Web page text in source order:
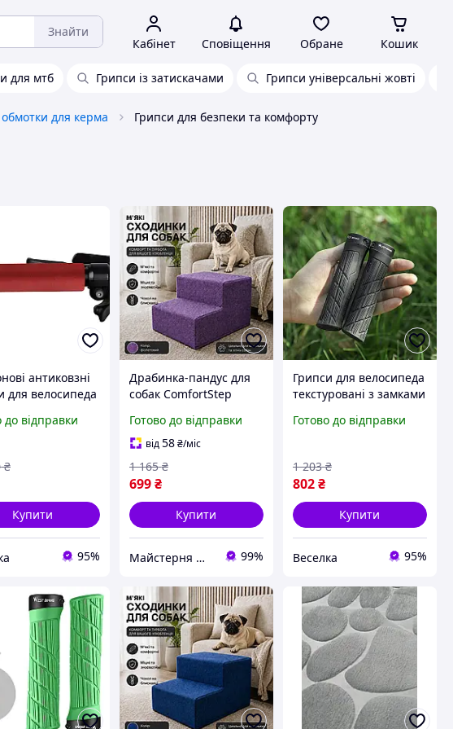
Знайти
Кабінет Сповіщення Обране Кошик
для мтб Грипси із затискачами Грипси універсальні жовті
обмотки для керма Грипси для безпеки та комфорту
антиковзні
для велосипеда
комфорту та
до відправки
₴
Купити
95%
Драбинка-пандус для
собак ComfortStep
легкий підйом для
вашого
вихованця36х27х40см
Готово до відправки
від58 ₴/міс
699 ₴
1 165 ₴
Купити
Майстерня Меблі Стиль 99%
Грипси для велосипеда
текстуровані з замками
захоплення та
тривалих поїздок
FLAME
Готово до відправки
802₴
1 203 ₴
Купити
Веселка 95%